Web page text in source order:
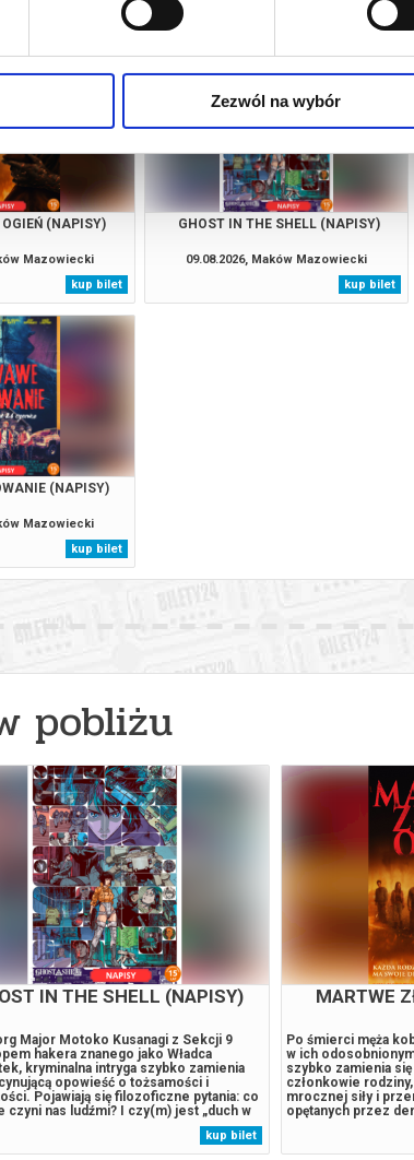
Zezwól na wybór
(NAPISY)
Mazowiecki
kup bilet
GHOST IN THE SHELL (NAPISY)
09.08.2026, Maków Mazowiecki
kup bilet
(NAPISY)
Mazowiecki
kup bilet
pobliżu
IN THE SHELL (NAPISY)
Major Motoko Kusanagi z Sekcji 9
hakera znanego jako Władca
kryminalna intryga szybko zamienia
opowieść o tożsamości i
Pojawiają się filozoficzne pytania: co
czyni nas ludźmi? I czy(m) jest „duch w
„Ghost in the Shell” to zarazem
majstersztyk: ukazane z rozmachem
panoramy Neo Tokio, hipnotyzująca...
kup bilet
MARTWE
Po śmierci męża
w ich
szybko zamienia
członkowie
mrocznej siły i
opętanych przez
księgi
narastającego zła
prawdę: przysięgi